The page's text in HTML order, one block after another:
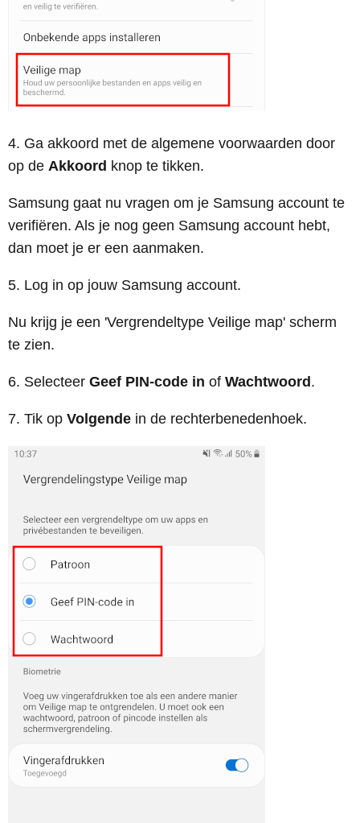
4. Ga akkoord met de algemene voorwaarden door
op de Akkoord knop te tikken.
Samsung gaat nu vragen om je Samsung account te
verifiëren. Als je nog geen Samsung account hebt,
dan moet je er een aanmaken.
5. Log in op jouw Samsung account.
Nu krijg je een 'Vergrendeltype Veilige map' scherm
te zien.
6. Selecteer Geef PIN-code in of Wachtwoord .
7. Tik op Volgende in de rechterbenedenhoek.